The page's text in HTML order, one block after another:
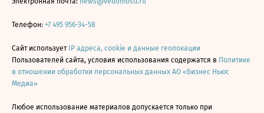
Телефон: +7 495 956-34-58
Сайт использует IP адреса, cookie и данные геолокации
Пользователей сайта, условия использования содержатся в Политике
в отношении обработки персональных данных АО «Бизнес Ньюс
Медиа»
Любое использование материалов допускается только при